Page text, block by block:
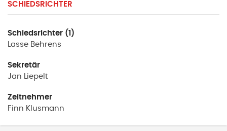
SCHIEDSRICHTER
Schiedsrichter (1)
Lasse Behrens
Sekretär
Jan
Liepelt
Zeitnehmer
Finn Klusmann